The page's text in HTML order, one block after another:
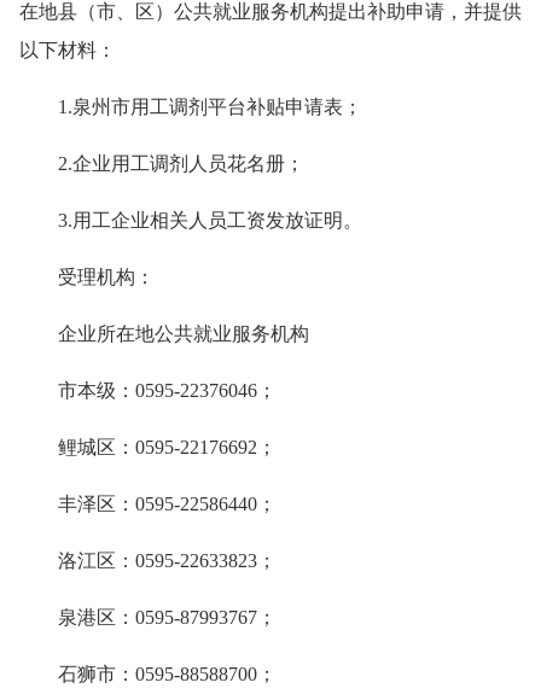
在地县（市、区）公共就业服务机构提出补助申请，并提供
以下材料：
1.泉州市用工调剂平台补贴申请表；
2.企业用工调剂人员花名册；
3.用工企业相关人员工资发放证明。
受理机构：
企业所在地公共就业服务机构
市本级：0595-22376046；
鲤城区：0595-22176692；
丰泽区：0595-22586440；
洛江区：0595-22633823；
泉港区：0595-87993767；
石狮市：0595-88588700；